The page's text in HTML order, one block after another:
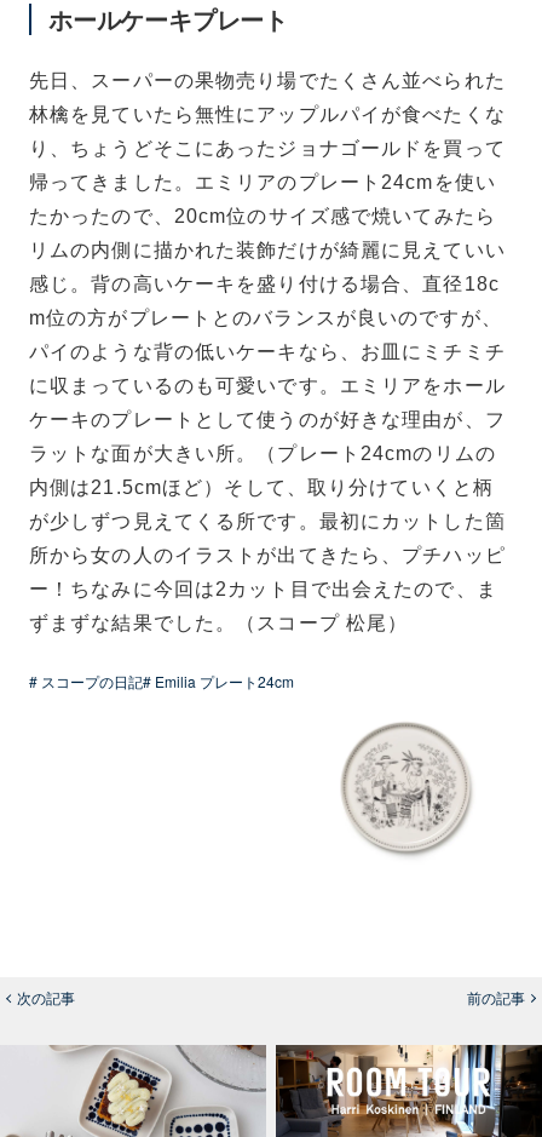
ホールケーキプレート
先日、スーパーの果物売り場でたくさん並べられた
林檎を見ていたら無性にアップルパイが食べたくな
り、ちょうどそこにあったジョナゴールドを買って
帰ってきました。エミリアのプレート24cmを使い
たかったので、20cm位のサイズ感で焼いてみたら
リムの内側に描かれた装飾だけが綺麗に見えていい
感じ。背の高いケーキを盛り付ける場合、直径18c
m位の方がプレートとのバランスが良いのですが、
パイのような背の低いケーキなら、お皿にミチミチ
に収まっているのも可愛いです。エミリアをホール
ケーキのプレートとして使うのが好きな理由が、フ
ラットな面が大きい所。（プレート24cmのリムの
内側は21.5cmほど）そして、取り分けていくと柄
が少しずつ見えてくる所です。最初にカットした箇
所から女の人のイラストが出てきたら、プチハッピ
ー！ちなみに今回は2カット目で出会えたので、ま
ずまずな結果でした。（スコープ 松尾）
# スコープの日記# Emilia プレート24cm
次の記事 前の記事